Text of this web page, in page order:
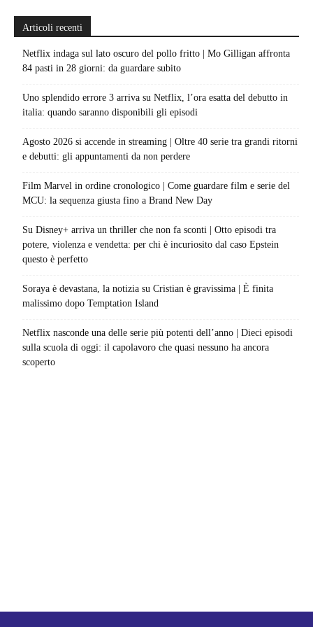
Articoli recenti
Netflix indaga sul lato oscuro del pollo fritto | Mo Gilligan affronta
84 pasti in 28 giorni: da guardare subito
Uno splendido errore 3 arriva su Netflix, l’ora esatta del debutto in
italia: quando saranno disponibili gli episodi
Agosto 2026 si accende in streaming | Oltre 40 serie tra grandi ritorni
e debutti: gli appuntamenti da non perdere
Film Marvel in ordine cronologico | Come guardare film e serie del
MCU: la sequenza giusta fino a Brand New Day
Su Disney+ arriva un thriller che non fa sconti | Otto episodi tra
potere, violenza e vendetta: per chi è incuriosito dal caso Epstein
questo è perfetto
Soraya è devastana, la notizia su Cristian è gravissima | È finita
malissimo dopo Temptation Island
Netflix nasconde una delle serie più potenti dell’anno | Dieci episodi
sulla scuola di oggi: il capolavoro che quasi nessuno ha ancora
scoperto